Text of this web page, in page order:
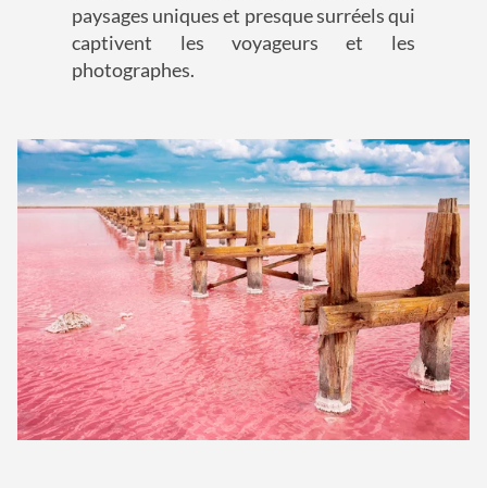
paysages uniques et presque surréels qui
captivent les voyageurs et les
photographes.